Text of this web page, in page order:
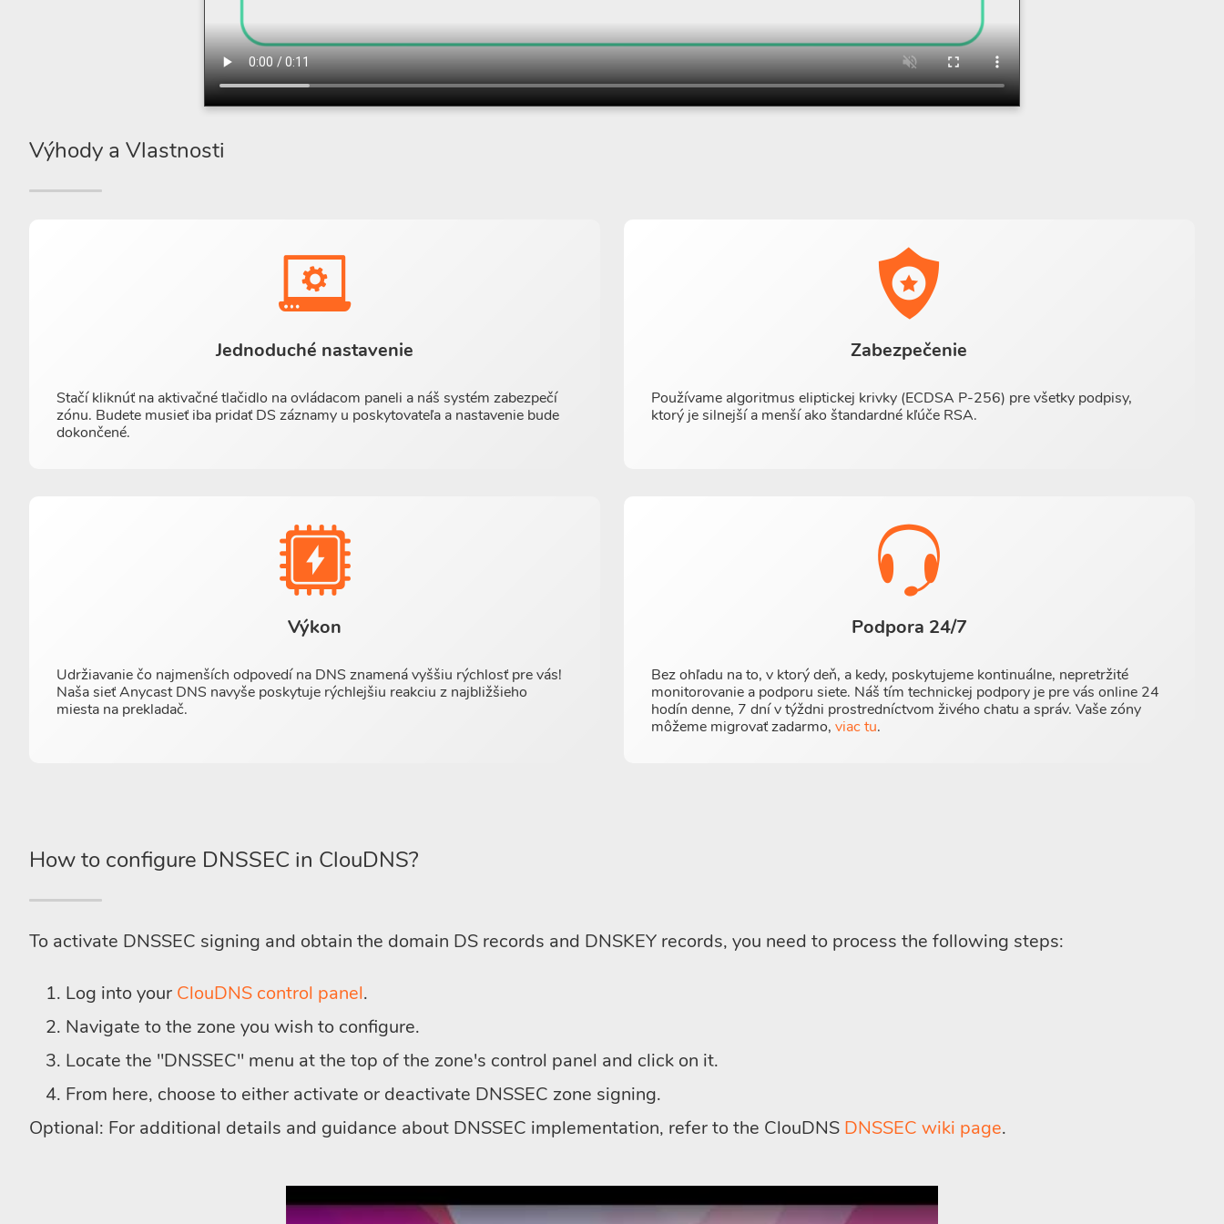
Výhody a Vlastnosti
Jednoduché nastavenie
Stačí kliknúť na aktivačné tlačidlo na ovládacom paneli a náš systém zabezpečí
zónu. Budete musieť iba pridať DS záznamy u poskytovateľa a nastavenie bude
dokončené.
Zabezpečenie
Používame algoritmus eliptickej krivky (ECDSA P-256) pre všetky podpisy,
ktorý je silnejší a menší ako štandardné kľúče RSA.
Výkon
Udržiavanie čo najmenších odpovedí na DNS znamená vyššiu rýchlosť pre vás!
Naša sieť Anycast DNS navyše poskytuje rýchlejšiu reakciu z najbližšieho
miesta na prekladač.
Podpora 24/7
Bez ohľadu na to, v ktorý deň, a kedy, poskytujeme kontinuálne, nepretržité
monitorovanie a podporu siete. Náš tím technickej podpory je pre vás online 24
hodín denne, 7 dní v týždni prostredníctvom živého chatu a správ. Vaše zóny
môžeme migrovať zadarmo, viac tu.
How to configure DNSSEC in ClouDNS?
To activate DNSSEC signing and obtain the domain DS records and DNSKEY records, you need to process the following steps:
Log into your ClouDNS control panel.
Navigate to the zone you wish to configure.
Locate the "DNSSEC" menu at the top of the zone's control panel and click on it.
From here, choose to either activate or deactivate DNSSEC zone signing.
Optional: For additional details and guidance about DNSSEC implementation, refer to the ClouDNS DNSSEC wiki page.